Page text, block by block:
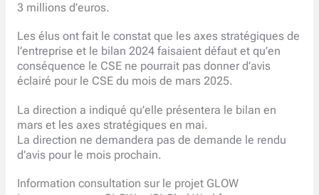
3 millions d’euros.
Les élus ont fait le constat que les axes stratégiques de
l’entreprise et le bilan 2024 faisaient défaut et qu’en
conséquence le CSE ne pourrait pas donner d’avis
éclairé pour le CSE du mois de mars 2025.
La direction a indiqué qu’elle présentera le bilan en
mars et les axes stratégiques en mai.
La direction ne demandera pas de demande le rendu
d’avis pour le mois prochain.
Information consultation sur le projet GLOW